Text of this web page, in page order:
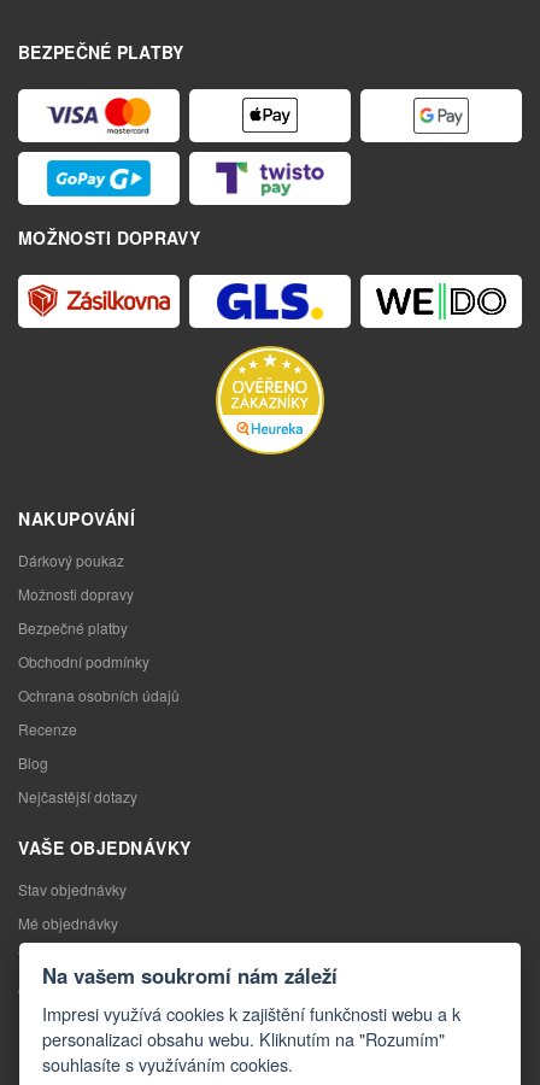
BEZPEČNÉ PLATBY
MOŽNOSTI DOPRAVY
NAKUPOVÁNÍ
Dárkový poukaz
Možnosti dopravy
Bezpečné platby
Obchodní podmínky
Ochrana osobních údajů
Recenze
Blog
Nejčastější dotazy
VAŠE OBJEDNÁVKY
Stav objednávky
Mé objednávky
Výměna zboží
Odstoupení od kupní smlouvy
Reklamace
KONTAKTY
Na vašem soukromí nám záleží
Impresi využívá cookies k zajištění funkčnosti webu a k
personalizaci obsahu webu. Kliknutím na "Rozumím"
souhlasíte s využíváním cookies.